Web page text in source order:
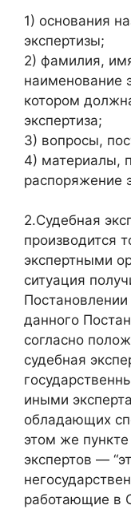
1) основания
экспертизы;
2) фамилия,
наименование
котором
экспертиза;
3) вопросы,
4) материалы,
распоряжение
2.Судебная
производится
экспертными
ситуация
данного
согласно
судебная
иными
обладающих
этом же
экспертов —
работающие в